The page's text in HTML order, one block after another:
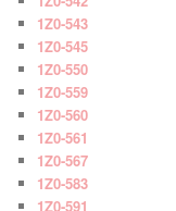
1Z0-543
1Z0-545
1Z0-550
1Z0-559
1Z0-560
1Z0-561
1Z0-567
1Z0-583
1Z0-591